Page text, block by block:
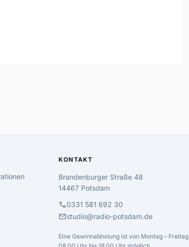
KONTAKT
Brandenburger Straße 48
14467 Potsdam
call0331 581 692 30
mailstudio@radio-potsdam.de
Eine Gewinnabholung ist von Montag – Freitag